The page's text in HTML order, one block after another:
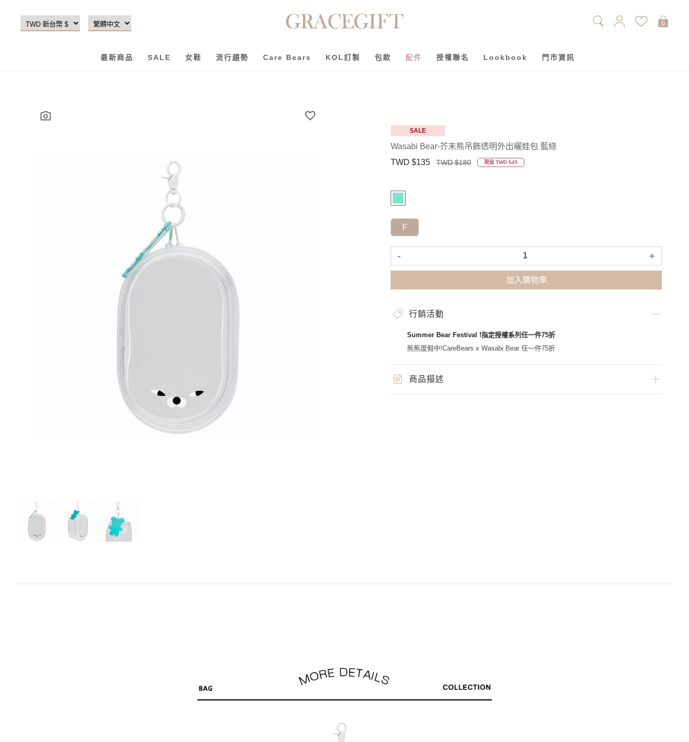
最新商品 SALE 女鞋 流行趨勢 Care Bears KOL訂製 包款 配件 授權聯名 Lookbook 門市資訊
SALE
Wasabi Bear-芥末熊吊飾透明外出曬娃包 藍綠
TWD $135
TWD $180 現省 TWD $45
F
- +
加入購物車
行銷活動
Summer Bear Festival !指定授權系列任一件75折
熊熊度假中!CareBears x Wasabi Bear 任一件75折
商品描述
0